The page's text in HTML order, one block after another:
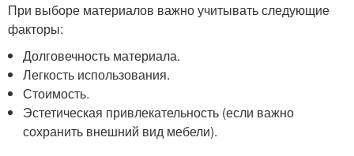
При выборе материалов важно учитывать следующие
факторы:
Долговечность материала.
Легкость использования.
Стоимость.
Эстетическая привлекательность (если важно
сохранить внешний вид мебели).